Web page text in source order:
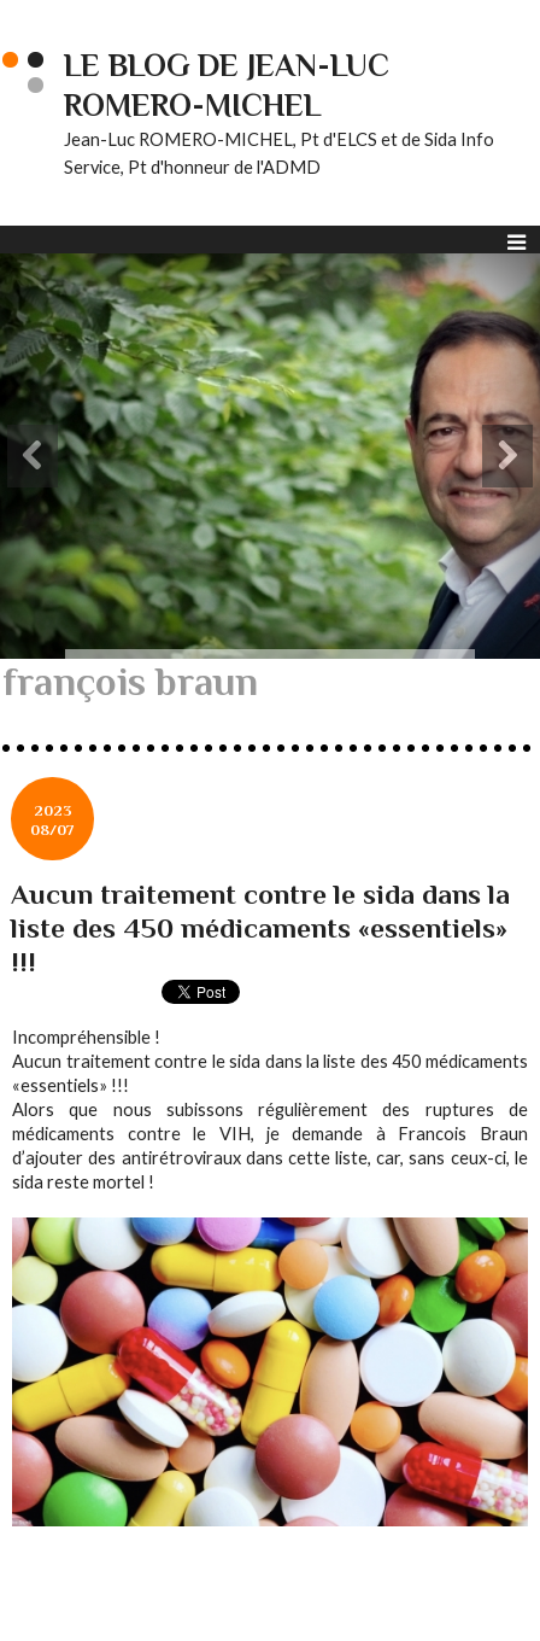
LE BLOG DE JEAN-LUC
ROMERO-MICHEL
Jean-Luc ROMERO-MICHEL, Pt d'ELCS et de Sida Info
Service, Pt d'honneur de l'ADMD
françois braun
2023
08/07
Aucun traitement contre le sida dans la
liste des 450 médicaments «essentiels»
!!!
Incompréhensible !
Aucun traitement contre le sida dans la liste des 450 médicaments
«essentiels» !!!
Alors que nous subissons régulièrement des ruptures de
médicaments contre le VIH, je demande à Francois Braun
d’ajouter des antirétroviraux dans cette liste, car, sans ceux-ci, le
sida reste mortel !